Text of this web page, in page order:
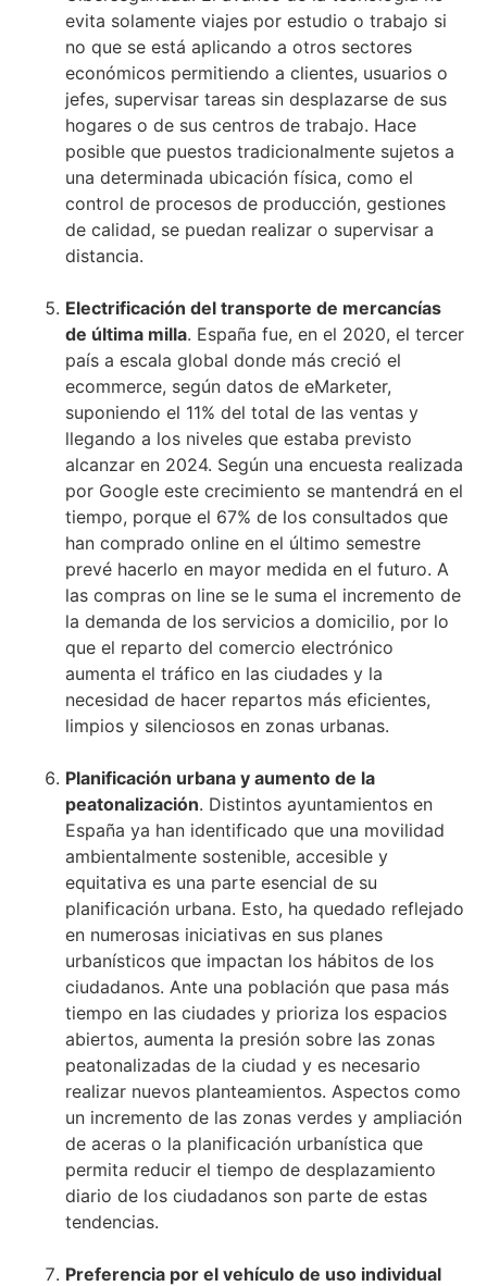
evita solamente viajes por estudio o trabajo si
no que se está aplicando a otros sectores
económicos permitiendo a clientes, usuarios o
jefes, supervisar tareas sin desplazarse de sus
hogares o de sus centros de trabajo. Hace
posible que puestos tradicionalmente sujetos a
una determinada ubicación física, como el
control de procesos de producción, gestiones
de calidad, se puedan realizar o supervisar a
distancia.
Electrificación del transporte de mercancías
de última milla. España fue, en el 2020, el tercer
país a escala global donde más creció el
ecommerce, según datos de eMarketer,
suponiendo el 11% del total de las ventas y
llegando a los niveles que estaba previsto
alcanzar en 2024. Según una encuesta realizada
por Google este crecimiento se mantendrá en el
tiempo, porque el 67% de los consultados que
han comprado online en el último semestre
prevé hacerlo en mayor medida en el futuro. A
las compras on line se le suma el incremento de
la demanda de los servicios a domicilio, por lo
que el reparto del comercio electrónico
aumenta el tráfico en las ciudades y la
necesidad de hacer repartos más eficientes,
limpios y silenciosos en zonas urbanas.
Planificación urbana y aumento de la
peatonalización. Distintos ayuntamientos en
España ya han identificado que una movilidad
ambientalmente sostenible, accesible y
equitativa es una parte esencial de su
planificación urbana. Esto, ha quedado reflejado
en numerosas iniciativas en sus planes
urbanísticos que impactan los hábitos de los
ciudadanos. Ante una población que pasa más
tiempo en las ciudades y prioriza los espacios
abiertos, aumenta la presión sobre las zonas
peatonalizadas de la ciudad y es necesario
realizar nuevos planteamientos. Aspectos como
un incremento de las zonas verdes y ampliación
de aceras o la planificación urbanística que
permita reducir el tiempo de desplazamiento
diario de los ciudadanos son parte de estas
tendencias.
Preferencia por el vehículo de uso individual